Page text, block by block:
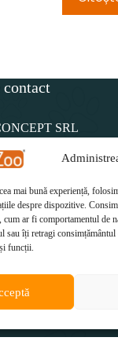
mai bună experiență,
despre dispozitive.
cum ar fi comportamentul de
sau îți retragi
funcții.
SRL
812